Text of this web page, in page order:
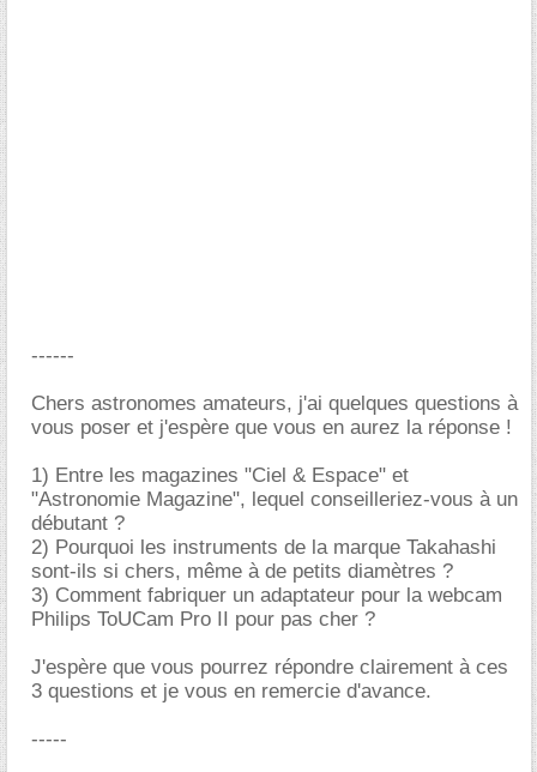
------
Chers astronomes amateurs, j'ai quelques questions à
vous poser et j'espère que vous en aurez la réponse !
1) Entre les magazines "Ciel & Espace" et
"Astronomie Magazine", lequel conseilleriez-vous à un
débutant ?
2) Pourquoi les instruments de la marque Takahashi
sont-ils si chers, même à de petits diamètres ?
3) Comment fabriquer un adaptateur pour la webcam
Philips ToUCam Pro II pour pas cher ?
J'espère que vous pourrez répondre clairement à ces
3 questions et je vous en remercie d'avance.
-----